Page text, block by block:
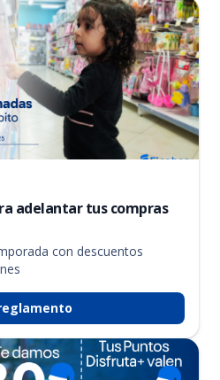
adelantar tus compras
con descuentos